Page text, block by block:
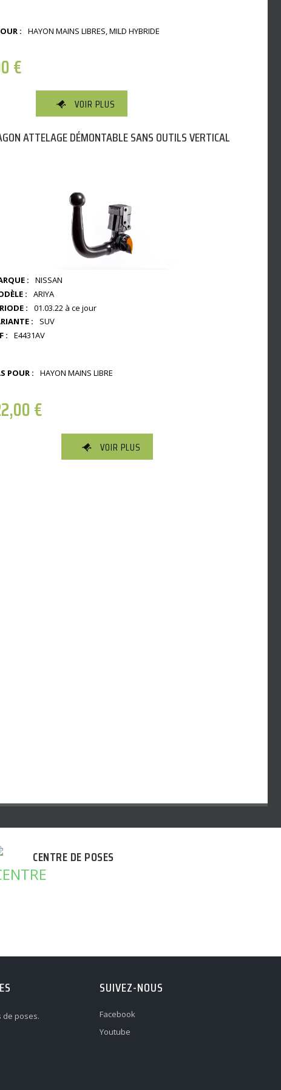
: HAYON MAINS LIBRES, MILD HYBRIDE
€
VOIR PLUS
ATTELAGE DÉMONTABLE SANS OUTILS VERTICAL
:
NISSAN
:
ARIYA
:
01.03.22 à ce jour
:
SUV
:
E4431AV
POUR : HAYON MAINS LIBRE
€
VOIR PLUS
CENTRE DE POSES
de poses.
SUIVEZ-NOUS
Facebook
Youtube